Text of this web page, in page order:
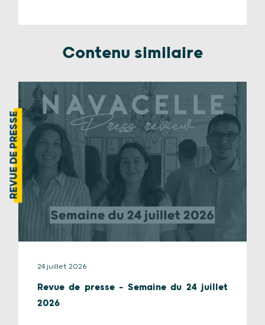
Contenu similaire
REVUE DE PRESSE
24 juillet 2026
Revue de presse – Semaine du 24 juillet
2026